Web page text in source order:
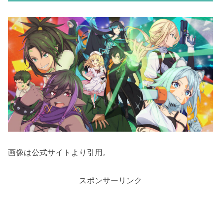
画像は公式サイトより引用。
スポンサーリンク